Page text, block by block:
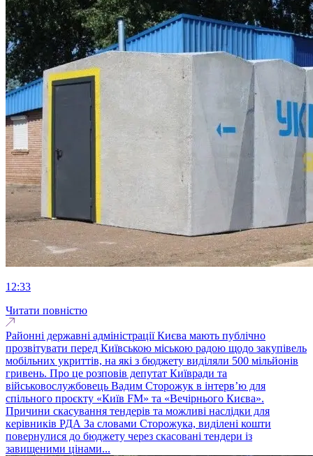
12:33
Читати повністю
Районні державні адміністрації Києва мають публічно
прозвітувати перед Київською міською радою щодо закупівель
мобільних укриттів, на які з бюджету виділяли 500 мільйонів
гривень. Про це розповів депутат Київради та
військовослужбовець Вадим Сторожук в інтерв’ю для
спільного проєкту «Київ FM» та «Вечірнього Києва».
Причини скасування тендерів та можливі наслідки для
керівників РДА За словами Сторожука, виділені кошти
повернулися до бюджету через скасовані тендери із
завищеними цінами...